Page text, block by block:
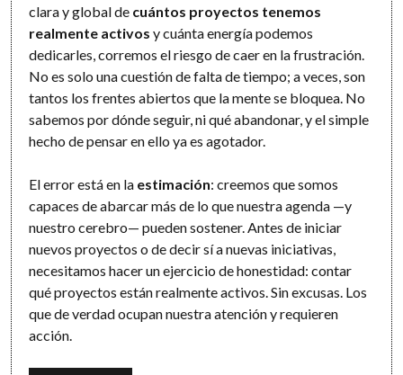
clara y global de cuántos proyectos tenemos
realmente activos y cuánta energía podemos
dedicarles, corremos el riesgo de caer en la frustración.
No es solo una cuestión de falta de tiempo; a veces, son
tantos los frentes abiertos que la mente se bloquea. No
sabemos por dónde seguir, ni qué abandonar, y el simple
hecho de pensar en ello ya es agotador.
El error está en la estimación: creemos que somos
capaces de abarcar más de lo que nuestra agenda —y
nuestro cerebro— pueden sostener. Antes de iniciar
nuevos proyectos o de decir sí a nuevas iniciativas,
necesitamos hacer un ejercicio de honestidad: contar
qué proyectos están realmente activos. Sin excusas. Los
que de verdad ocupan nuestra atención y requieren
acción.